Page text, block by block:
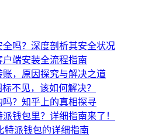
全吗？深度剖析其安全状况
端安装全流程指南
账，原因探究与解决之道
不见，该如何解决？
吗？知乎上的真相探寻
钱包里？详细指南来了！
特派钱包的详细指南